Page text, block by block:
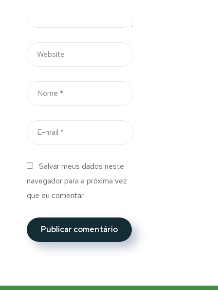
Salvar meus dados neste
navegador para a próxima vez
que eu comentar.